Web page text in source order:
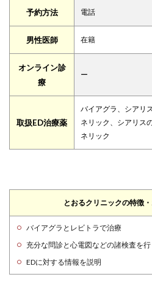
予約方法 電話
男性医師 在籍
オンライン診
療
ー
取扱ED治療薬
バイアグラ、シアリ
ネリック、シアリス
ネリック
とおるクリニックの特徴
バイアグラとレビトラで治療
充分な問診と心電図などの諸検査を行
EDに対する情報を説明